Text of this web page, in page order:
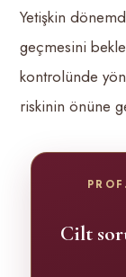
Yetişkin
geçmesini
kontrolünde
riskinin önüne
Cilt